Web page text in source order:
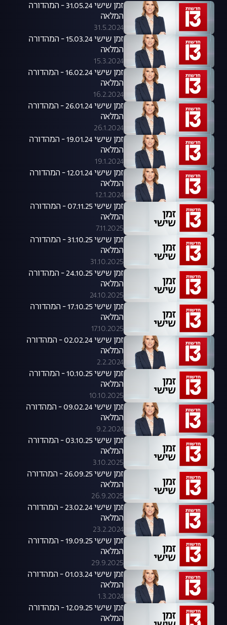
זמן שישי 31.05.24 - המהדורה
המלאה
31.5.2024
זמן שישי 15.03.24 - המהדורה
המלאה
15.3.2024
זמן שישי 16.02.24 - המהדורה
המלאה
16.2.2024
זמן שישי 26.01.24 - המהדורה
המלאה
26.1.2024
זמן שישי 19.01.24 - המהדורה
המלאה
19.1.2024
זמן שישי 12.01.24 - המהדורה
המלאה
12.1.2024
זמן שישי 07.11.25 - המהדורה
המלאה
7.11.2025
זמן שישי 31.10.25 - המהדורה
המלאה
31.10.2025
זמן שישי 24.10.25 - המהדורה
המלאה
24.10.2025
זמן שישי 17.10.25 - המהדורה
המלאה
17.10.2025
זמן שישי 02.02.24 - המהדורה
המלאה
2.2.2024
זמן שישי 10.10.25 - המהדורה
המלאה
10.10.2025
זמן שישי 09.02.24 - המהדורה
המלאה
9.2.2024
זמן שישי 03.10.25 - המהדורה
המלאה
3.10.2025
זמן שישי 26.09.25 - המהדורה
המלאה
26.9.2025
זמן שישי 23.02.24 - המהדורה
המלאה
23.2.2024
זמן שישי 19.09.25 - המהדורה
המלאה
29.9.2025
זמן שישי 01.03.24 - המהדורה
המלאה
1.3.2024
זמן שישי 12.09.25 - המהדורה
המלאה